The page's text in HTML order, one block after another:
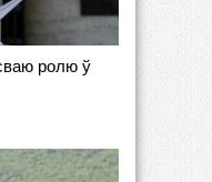
ролю ў